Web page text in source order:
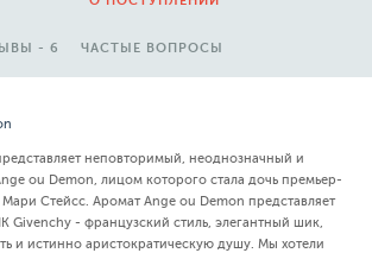
- 6 ЧАСТЫЕ ВОПРОСЫ
неповторимый, неоднозначный и
ou Demon, лицом которого стала дочь премьер-
Стейсс. Аромат Ange ou Demon представляет
Givenchy - французский стиль, элегантный шик,
и истинно аристократическую душу. Мы хотели